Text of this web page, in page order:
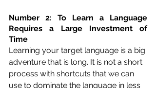
Number 2: To Learn a Language
Requires a Large Investment of
Time
Learning your target language is a big
adventure that is long. It is not a short
process with shortcuts that we can
use to dominate the language in less